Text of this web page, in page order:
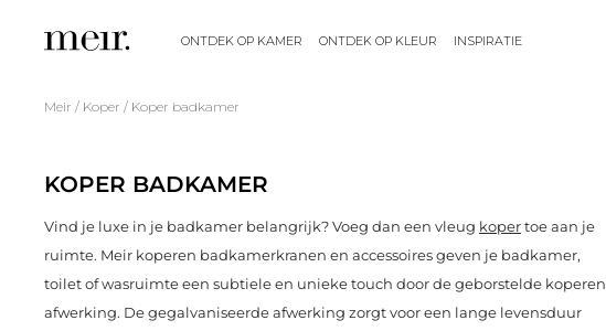
ONTDEK OP KAMER ONTDEK OP KLEUR INSPIRATIE
Meir / Koper / Koper badkamer
KOPER BADKAMER
Vind je luxe in je badkamer belangrijk? Voeg dan een vleug kopertoe aan je
ruimte. Meir koperen badkamerkranen en accessoires geven je badkamer,
toilet of wasruimte een subtiele en unieke touch door de geborstelde koperen
afwerking. De gegalvaniseerde afwerking zorgt voor een lange levensduur